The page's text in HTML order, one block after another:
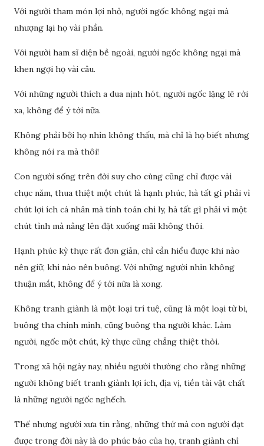
Với người tham món lợi nhỏ, người ngốc không ngại mà
nhượng lại họ vài phần.
Với người ham sĩ diện bề ngoài, người ngốc không ngại mà
khen ngợi họ vài câu.
Với những người thích a dua nịnh hót, người ngốc lặng lẽ rời
xa, không để ý tới nữa.
Không phải bởi họ nhìn không thấu, mà chỉ là họ biết nhưng
không nói ra mà thôi!
Con người sống trên đời suy cho cùng cũng chỉ được vài
chục năm, thua thiệt một chút là hạnh phúc, hà tất gì phải vì
chút lợi ích cá nhân mà tính toán chi ly, hà tất gì phải vì một
chút tình mà nâng lên đặt xuống mãi không thôi.
Hạnh phúc kỳ thực rất đơn giản, chỉ cần hiểu được khi nào
nên giữ, khi nào nên buông. Với những người nhìn không
thuận mắt, không để ý tới nữa là xong.
Không tranh giành là một loại trí tuệ, cũng là một loại từ bi,
buông tha chính mình, cũng buông tha người khác. Làm
người, ngốc một chút, kỳ thực cũng chẳng thiệt thòi.
Trong xã hội ngày nay, nhiều người thường cho rằng những
người không biết tranh giành lợi ích, địa vị, tiền tài vật chất
là những người ngốc nghếch.
Thế nhưng người xưa tin rằng, những thứ mà con người đạt
được trong đời này là do phúc báo của họ, tranh giành chỉ